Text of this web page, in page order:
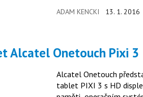
ADAM KENCKI 13. 1. 2016
Alcatel Onetouch Pixi 3
Alcatel Onetouch
tablet PIXI 3 s HD